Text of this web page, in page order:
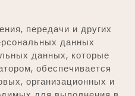
передачи и других
данных
данных, которые
обеспечивается
организационных и